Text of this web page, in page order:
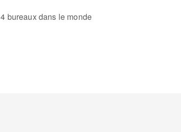
4 bureaux dans le monde